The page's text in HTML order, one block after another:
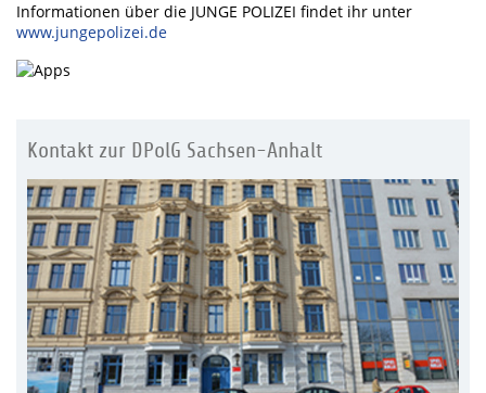
Informationen über die JUNGE POLIZEI findet ihr unter
www.jungepolizei.de
Kontakt zur DPolG Sachsen-Anhalt